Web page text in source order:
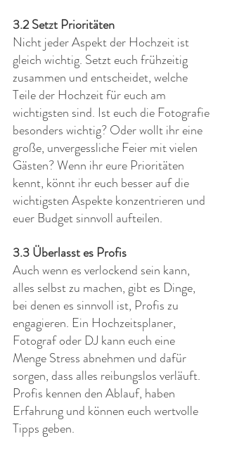
3.2 Setzt Prioritäten
Nicht jeder Aspekt der Hochzeit ist
gleich wichtig. Setzt euch frühzeitig
zusammen und entscheidet, welche
Teile der Hochzeit für euch am
wichtigsten sind. Ist euch die Fotografie
besonders wichtig? Oder wollt ihr eine
große, unvergessliche Feier mit vielen
Gästen? Wenn ihr eure Prioritäten
kennt, könnt ihr euch besser auf die
wichtigsten Aspekte konzentrieren und
euer Budget sinnvoll aufteilen.
3.3 Überlasst es Profis
Auch wenn es verlockend sein kann,
alles selbst zu machen, gibt es Dinge,
bei denen es sinnvoll ist, Profis zu
engagieren. Ein Hochzeitsplaner,
Fotograf oder DJ kann euch eine
Menge Stress abnehmen und dafür
sorgen, dass alles reibungslos verläuft.
Profis kennen den Ablauf, haben
Erfahrung und können euch wertvolle
Tipps geben.